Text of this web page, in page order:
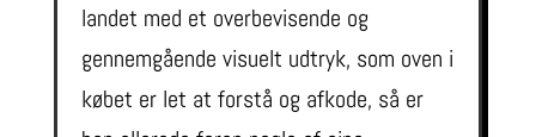
landet med et overbevisende og
gennemgående visuelt udtryk, som oven i
købet er let at forstå og afkode, så er